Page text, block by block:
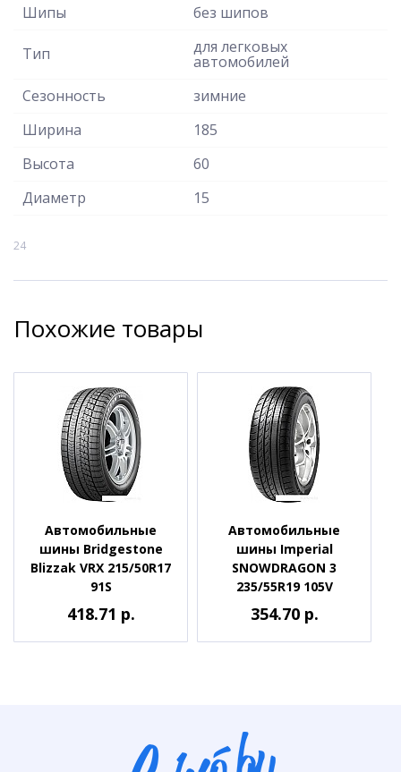
Шипы без шипов
Тип для легковых
автомобилей
Сезонность
зимние
Ширина
185
Высота
60
Диаметр
15
24
Похожие товары
Автомобильные
шины Bridgestone
Blizzak VRX 215/50R17
91S
418.71 р.
Автомобильные
шины Imperial
SNOWDRAGON 3
235/55R19 105V
354.70 р.